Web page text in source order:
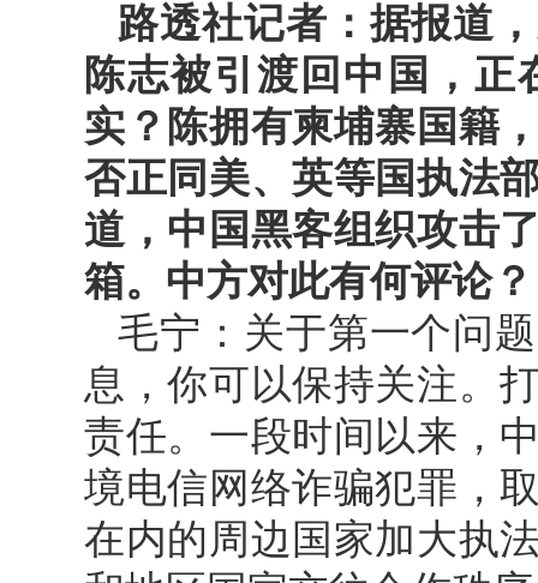
路透社记者：据报道
陈志被引渡回中国，
实？陈拥有柬埔寨国籍
否正同美、英等国执法
道，中国黑客组织攻击
箱。中方对此有何评论？
毛宁：关于第一个问
息，你可以保持关注。
责任。一段时间以来，
境电信网络诈骗犯罪，
在内的周边国家加大执